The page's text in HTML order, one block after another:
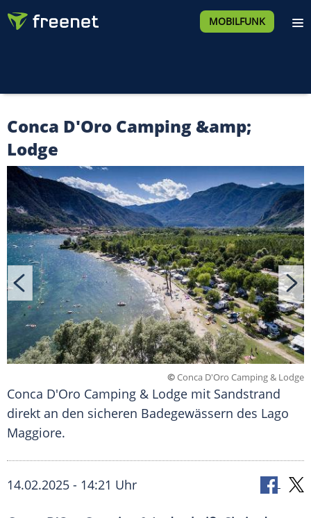
MOBILFUNK
Conca D'Oro Camping &amp;
Lodge
©Conca D'Oro Camping & Lodge
Conca D'Oro Camping & Lodge mit Sandstrand
direkt an den sicheren Badegewässern des Lago
Maggiore.
14.02.2025 - 14:21 Uhr